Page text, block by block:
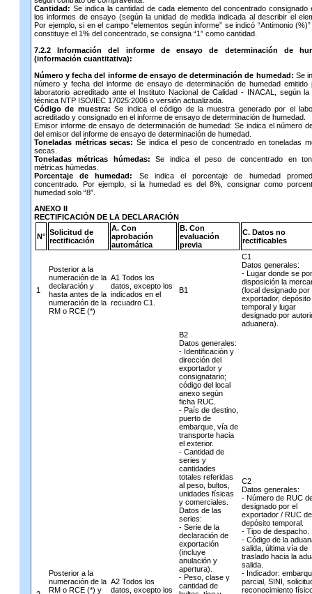
Cantidad: Se indica la cantidad de cada elemento del concentrado consignado
los informes de ensayo (según la unidad de medida indicada al describir el
Por ejemplo, si en el campo “elementos según informe” se indicó “Antimonio
constituye el 1% del concentrado, se consigna “1” como cantidad.
7.2.2 Información del informe de ensayo de determinación de
(información cuantitativa):
Número y fecha del informe de ensayo de determinación de humedad: Se
número y fecha del informe de ensayo de determinación de humedad emitido
laboratorio acreditado ante el Instituto Nacional de Calidad - INACAL, según la
técnica NTP ISO/IEC 17025:2006 o versión actualizada.
Código de muestra:Se indica el código de la muestra generado por el
acreditado y consignado en el informe de ensayo de determinación de humedad.
Emisor informe de ensayo de determinación de humedad: Se indica el número
del emisor del informe de ensayo de determinación de humedad.
Toneladas métricas secas: Se indica el peso de concentrado en toneladas
secas.
Toneladas métricas húmedas:Se indica el peso de concentrado en
métricas húmedas.
Porcentaje de humedad:
Se indica el porcentaje de humedad
concentrado. Por ejemplo, si la humedad es del 8%, consignar como
humedad solo “8”.
ANEXO II
RECTIFICACIÓN DE LA DECLARACIÓN
N° Solicitud de
rectificación
A. Con
aprobación
automática
B. Con
evaluación
previa
C. Datos no
rectificables
1
Posterior a la
numeración de la
declaración y
hasta antes de la
numeración de la
RM o RCE (*)
A1 Todos los
datos, excepto los
indicados en el
recuadro C1.
B1
C1
Datos generales:
- Lugar donde se
disposición la
(local designado por
exportador, depósito
temporal y lugar
designado por
aduanera).
Posterior a la
numeración de la
RM o RCE (*) y
A2 Todos los
datos, excepto los
B2
Datos generales:
- Identificación y
dirección del
exportador y
consignatario;
código del local
anexo según
ficha RUC.
- País de destino,
puerto de
embarque, vía de
transporte hacia
el exterior.
- Cantidad de
series y
cantidades
totales referidas
al peso, bultos,
unidades físicas
y comerciales.
Datos de las
series:
- Serie de la
declaración de
exportación
(incluye
anulación y
apertura).
- Peso, clase y
cantidad de
C2
Datos generales:
- Número de RUC
designado por el
exportador / RUC
depósito temporal.
- Tipo de despacho.
- Código de la
salida, última vía de
traslado hacia la
salida.
- Indicador:
parcial, SINI,
reconocimiento